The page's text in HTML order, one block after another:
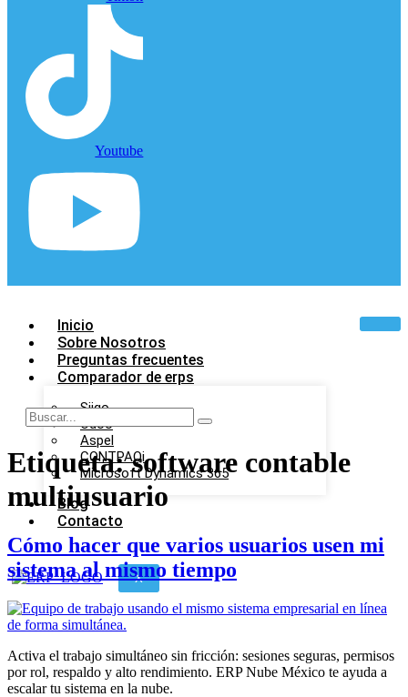
Youtube
Inicio
Sobre Nosotros
Preguntas frecuentes
Comparador de erps
Siigo
Odoo
Aspel
CONTPAQi
Microsoft Dynamics 365
Blog
Contacto
X
Etiqueta:software contable
multiusuario
Cómo hacer que varios usuarios usen mi
sistema al mismo tiempo
Activa el trabajo simultáneo sin fricción: sesiones seguras, permisos
por rol, respaldo y alto rendimiento. ERP Nube México te ayuda a
escalar tu sistema en la nube.